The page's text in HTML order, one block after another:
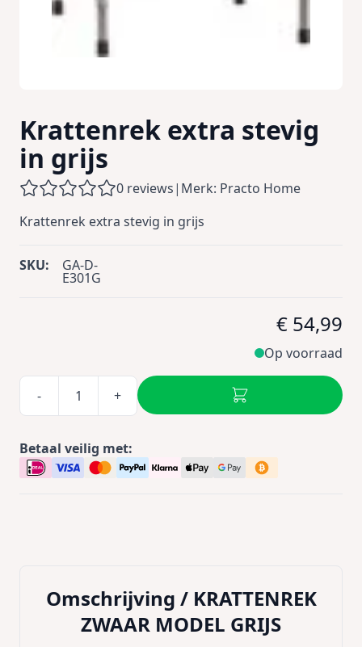
Krattenrek extra stevig
in grijs
0 reviews| Merk: Practo Home
Krattenrek extra stevig in grijs
SKU: GA-D-
E301G
€ 54,99
Op voorraad
- +
Betaal veilig met:
Omschrijving / KRATTENREK
ZWAAR MODEL GRIJS